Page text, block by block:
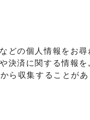
どの個人情報をお
決済に関する情報
ら収集することがあ